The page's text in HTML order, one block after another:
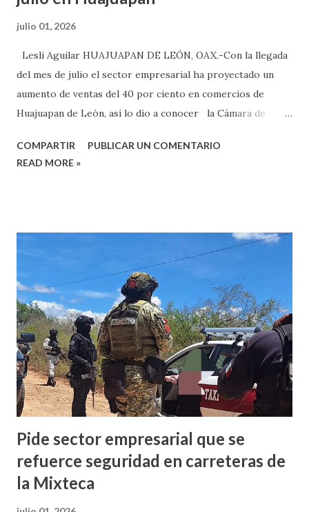
julio 01, 2026
Lesli Aguilar HUAJUAPAN DE LEÓN, OAX.-Con la llegada
del mes de julio el sector empresarial ha proyectado un
aumento de ventas del 40 por ciento en comercios de
Huajuapan de León, así lo dio a conocer la Cámara de
Sevytur Huajuapan). En este sentido, el presidente de la
estarán en el cierre de la Expo Feria 2026 se ha proyectado
que las ventas aumenten en varios sectores como es el
sector hotelero, transporte y comida, sin embargo, añadió
que esto genera economía que permita que hayan
ingresos y ayuden a mitigar las pérdidas económicas que se
han pronosticado entre los meses de agosto y septiembre.
Arias Cruz indicó que “yo creo como cada año tenemos la
esperanza de qu...
COMPARTIR
PUBLICAR UN COMENTARIO
READ MORE »
Pide sector empresarial que se
refuerce seguridad en carreteras de
la Mixteca